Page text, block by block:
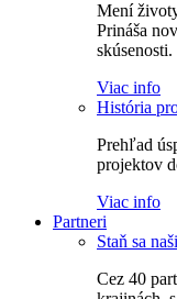
Mení
Prináša
skúsenosti.
Viac info
História
Prehľad
projektov
Viac info
Partneri
Staň sa
Cez 40